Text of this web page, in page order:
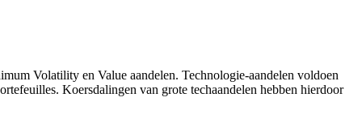
Volatility en Value aandelen. Technologie-aandelen voldoen
Koersdalingen van grote techaandelen hebben hierdoor